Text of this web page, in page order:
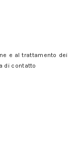
e al trattamento dei
di contatto